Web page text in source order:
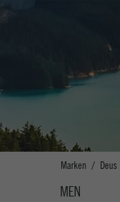
Marken Deus
MEN